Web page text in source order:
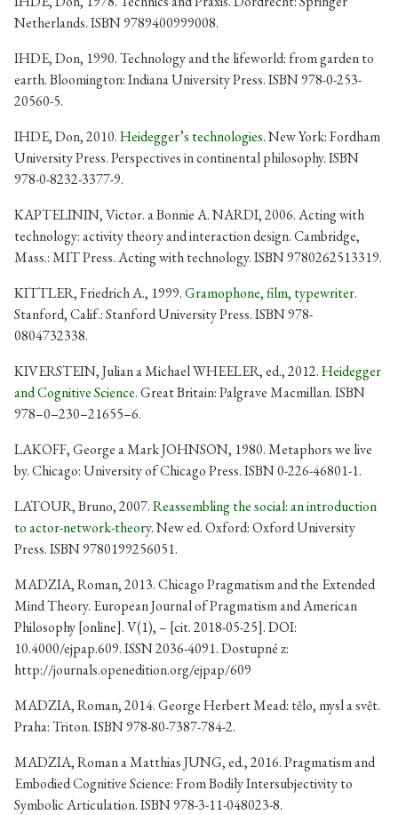
Netherlands. ISBN 9789400999008.
IHDE, Don, 1990. Technology and the lifeworld: from garden to
earth. Bloomington: Indiana University Press. ISBN 978-0-253-
20560-5.
IHDE, Don, 2010.Heidegger’s technologies. New York: Fordham
University Press. Perspectives in continental philosophy. ISBN
978-0-8232-3377-9.
KAPTELININ, Victor. a Bonnie A. NARDI, 2006. Acting with
technology: activity theory and interaction design. Cambridge,
Mass.: MIT Press. Acting with technology. ISBN 9780262513319.
KITTLER, Friedrich A., 1999.Gramophone, film, typewriter.
Stanford, Calif.: Stanford University Press. ISBN 978-
0804732338.
KIVERSTEIN, Julian a Michael WHEELER, ed., 2012.Heidegger
and Cognitive Science. Great Britain: Palgrave Macmillan. ISBN
978–0–230–21655–6.
LAKOFF, George a Mark JOHNSON, 1980. Metaphors we live
by. Chicago: University of Chicago Press. ISBN 0-226-46801-1.
LATOUR, Bruno, 2007.Reassembling the social: an introduction
to actor-network-theory. New ed. Oxford: Oxford University
Press. ISBN 9780199256051.
MADZIA, Roman, 2013. Chicago Pragmatism and the Extended
Mind Theory. European Journal of Pragmatism and American
Philosophy [online]. V(1), – [cit. 2018-05-25]. DOI:
10.4000/ejpap.609. ISSN 2036-4091. Dostupné z:
http://journals.openedition.org/ejpap/609
MADZIA, Roman, 2014. George Herbert Mead: tělo, mysl a svět.
Praha: Triton. ISBN 978-80-7387-784-2.
MADZIA, Roman a Matthias JUNG, ed., 2016. Pragmatism and
Embodied Cognitive Science: From Bodily Intersubjectivity to
Symbolic Articulation. ISBN 978-3-11-048023-8.